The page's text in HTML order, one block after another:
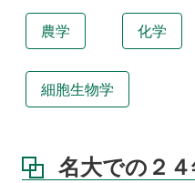
農学 化学
細胞生物学
名大での２